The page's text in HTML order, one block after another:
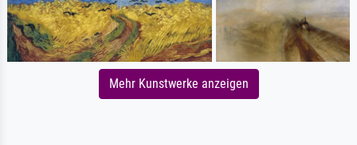
Mehr Kunstwerke anzeigen